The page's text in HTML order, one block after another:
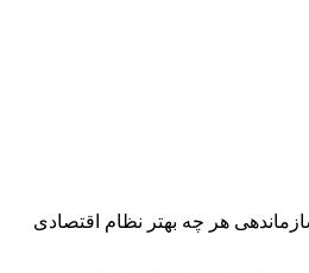
هر چه بهتر نظام اقتصادی